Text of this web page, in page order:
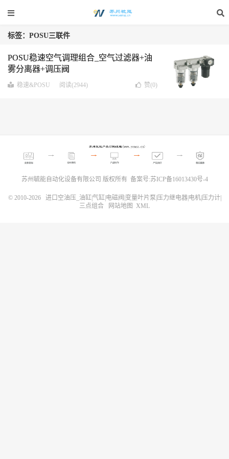
标签：POSU三联件
POSU稳速空气调理组合_空气过滤器+油
雾分离器+调压阀
稳速&POSU 阅读(2944) 赞(0)
苏州毓能自动化设备有限公司 版权所有 备案号:苏ICP备16013430号-4
© 2010-2026 进口空油压_油缸|气缸|电磁阀|变量叶片泵|压力继电器|电机|压力计|
三点组合
网站地图 XML